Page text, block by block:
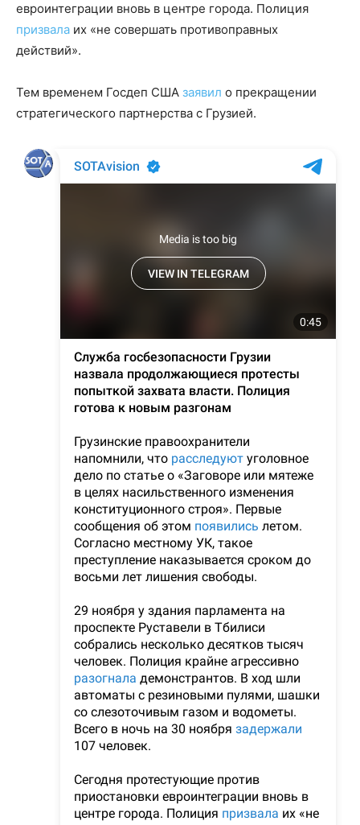
евроинтеграции вновь в центре города. Полиция
призвала их «не совершать противоправных
действий».
Тем временем Госдеп США заявил о прекращении
стратегического партнерства с Грузией.